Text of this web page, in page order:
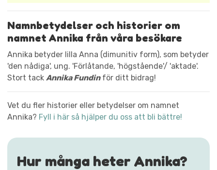
Namnbetydelser och historier om
namnet Annika från våra besökare
Annika betyder lilla Anna (dimunitiv form), som betyder
'den nådiga', ung. 'Förlåtande, 'högstående'/ 'aktade'.
Stort tack Annika Fundinför ditt bidrag!
Vet du fler historier eller betydelser om namnet
Annika? Fyll i här så hjälper du oss att bli bättre!
Hur många heter Annika?